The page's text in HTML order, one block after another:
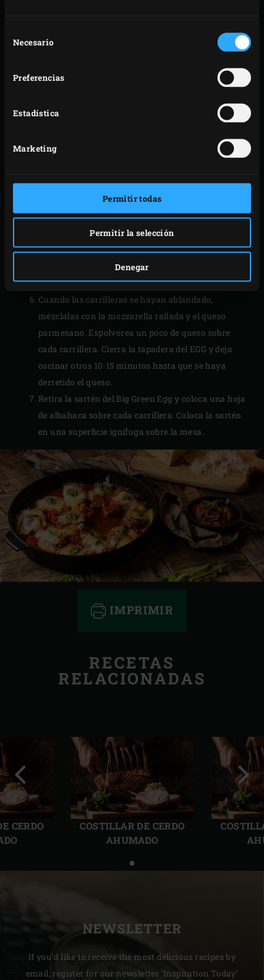
deNecesario
Preferencias
Estadística
Marketing
Permitir todas
Permitir la selección
Denegar
se vuelva transparente. Remueve de cuando en
cuando y cierra la tapadera del EGG cada vez que lo
hagas. Revuelve los tomates con la mezcla de
cebollas y riega con el caldo de ave. Pon a cocer la
Añade las carrilleras de cerdo a la salsa y saca la
vuelve a colocar la rejilla. Vuelve a colocar la sartén
carrilleras a estofar durante 3-4 horas en la salsa
hasta que se ablanden; al colocar el convEGGtor la
temperatura de EGG bajará hasta
aproximadamente 140 °C; durante el estofado debes
mantener el EGG a esta temperatura. Gira las
carrilleras de cuando en cuando durante el estofado
y cierra la tapadera del EGG cada vez que lo hagas.
Cuando las carrilleras se hayan ablandado,
mézclalas con la mozzarella rallada y el queso
parmesano. Espolvorea un poco de queso sobre
cada carrillera. Cierra la tapadera del EGG y deja
cocinar otros 10-15 minutos hasta que se haya
derretido el queso.
Retira la sartén del Big Green Egg y coloca una hoja
de albahaca sobre cada carrillera. Coloca la sartén
en una superficie ignífuga sobre la mesa.
IMPRIMIR
RECETAS
RELACIONADAS
CERDO
COSTILLAR DE CERDO
AHUMADO
Diapositiva
anterior
NEWSLETTER
If you’d like to receive the most delicious recipes by
email, register for our newsletter ‘Inspiration Today’